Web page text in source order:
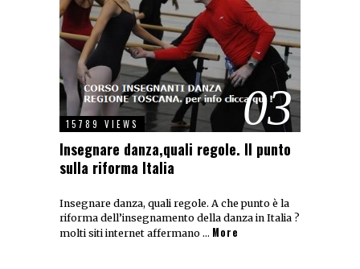
03
15789 VIEWS
Insegnare danza,quali regole. Il punto
sulla riforma Italia
Insegnare danza, quali regole. A che punto è la
riforma dell’insegnamento della danza in Italia ?
molti siti internet affermano … More